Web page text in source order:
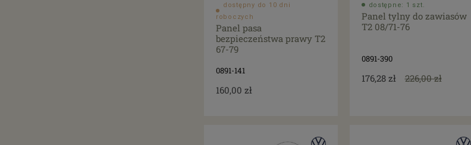
dostępny do 10 dni
roboczych
Panel pasa
bezpieczeństwa prawy T2
67-79
0891-141
160,00 zł
dostępne: 1 szt.
Panel tylny do zawiasów
T2 08/71-76
0891-390
176,28 zł 226,00 zł